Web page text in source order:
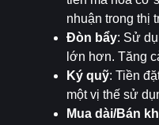
nhuận trong thị
Đòn bẩy: Sử
lớn hơn. Tăng
Ký quỹ: Tiền
một vị thế sử
Mua dài/Bán